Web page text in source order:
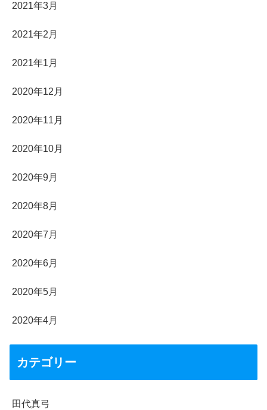
2021年3月
2021年2月
2021年1月
2020年12月
2020年11月
2020年10月
2020年9月
2020年8月
2020年7月
2020年6月
2020年5月
2020年4月
カテゴリー
田代真弓